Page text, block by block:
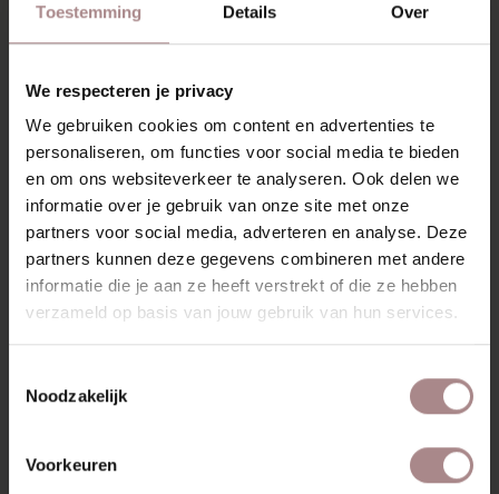
Toestemming Details Over
We respecteren je privacy
We gebruiken cookies om content en advertenties te
personaliseren, om functies voor social media te bieden
en om ons websiteverkeer te analyseren. Ook delen we
informatie over je gebruik van onze site met onze
partners voor social media, adverteren en analyse. Deze
partners kunnen deze gegevens combineren met andere
informatie die je aan ze heeft verstrekt of die ze hebben
verzameld op basis van jouw gebruik van hun services.
Noodzakelijk
Voorkeuren
STOFSTAAL DOODLE 02 | CRÈME